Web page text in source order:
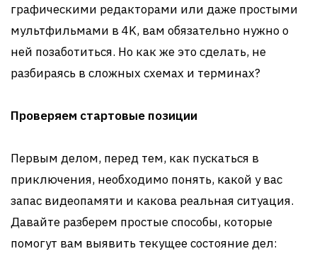
графическими редакторами или даже простыми
мультфильмами в 4K, вам обязательно нужно о
ней позаботиться. Но как же это сделать, не
разбираясь в сложных схемах и терминах?
Проверяем стартовые позиции
Первым делом, перед тем, как пускаться в
приключения, необходимо понять, какой у вас
запас видеопамяти и какова реальная ситуация.
Давайте разберем простые способы, которые
помогут вам выявить текущее состояние дел: